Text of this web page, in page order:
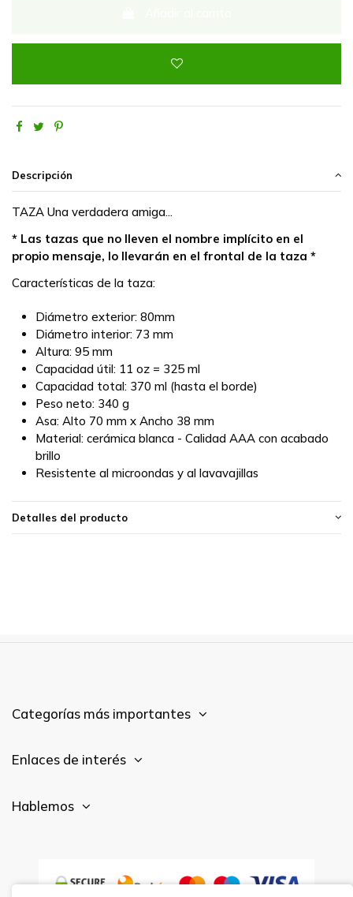
Descripción
TAZA Una verdadera amiga...
* Las tazas que no lleven el nombre implícito en el
propio mensaje, lo llevarán en el frontal de la taza *
Características de la taza:
Diámetro exterior: 80mm
Diámetro interior: 73 mm
Altura: 95 mm
Capacidad útil: 11 oz = 325 ml
Capacidad total: 370 ml (hasta el borde)
Peso neto: 340 g
Asa: Alto 70 mm x Ancho 38 mm
Material: cerámica blanca - Calidad AAA con acabado
brillo
Resistente al microondas y al lavavajillas
Detalles del producto
Categorías más importantes
Enlaces de interés
Hablemos